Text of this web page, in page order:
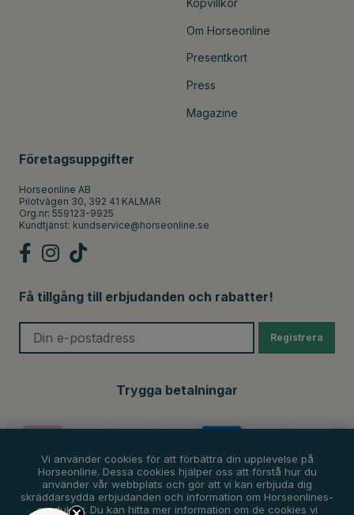
Köpvillkor
Om Horseonline
Presentkort
Press
Magazine
Företagsuppgifter
Horseonline AB
Pilotvägen 30, 392 41 KALMAR
Org.nr: 559123-9925
Kundtjänst: kundservice@horseonline.se
Få tillgång till erbjudanden och rabatter!
Registrera
Trygga betalningar
Vi använder cookies för att förbättra din upplevelse på
Horseonline. Dessa cookies hjälper oss att förstå hur du
använder vår webbplats och gör att vi kan erbjuda dig
skräddarsydda erbjudanden och information om Horseonlines-
produkter. Du kan hitta mer information om de cookies vi